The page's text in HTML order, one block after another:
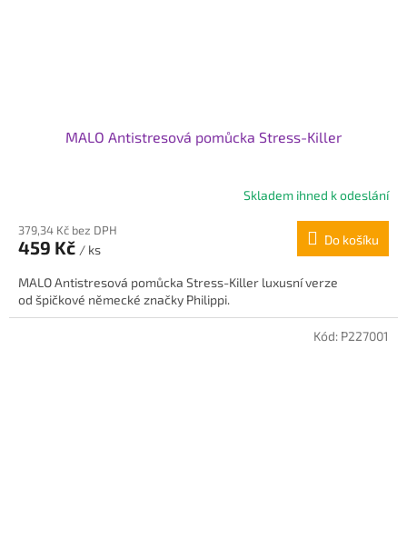
MALO Antistresová pomůcka Stress-Killer
Skladem ihned k odeslání
379,34 Kč bez DPH
459 Kč / ks
Do košíku
MALO Antistresová pomůcka Stress-Killer luxusní verze
od špičkové německé značky Philippi.
Kód: P227001